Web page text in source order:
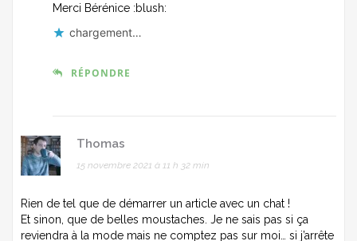
Merci Bérénice :blush:
chargement…
RÉPONDRE
Thomas
15 novembre 2021 à 11 h 32 min
Rien de tel que de démarrer un article avec un chat !
Et sinon, que de belles moustaches. Je ne sais pas si ça
reviendra à la mode mais ne comptez pas sur moi… si j’arrête